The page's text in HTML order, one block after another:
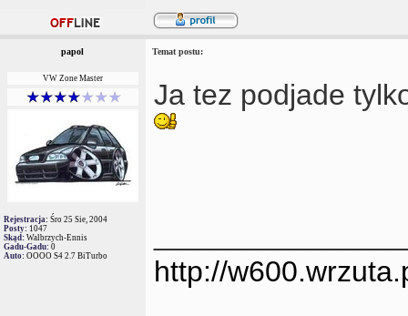
papol Temat postu:
VW Zone Master
Rejestracja: Śro 25 Sie, 2004
Posty: 1047
Skąd: Walbrzych-Ennis
Gadu-Gadu: 0
Auto: OOOO S4 2.7 BiTurbo
Ja tez podjade
http://